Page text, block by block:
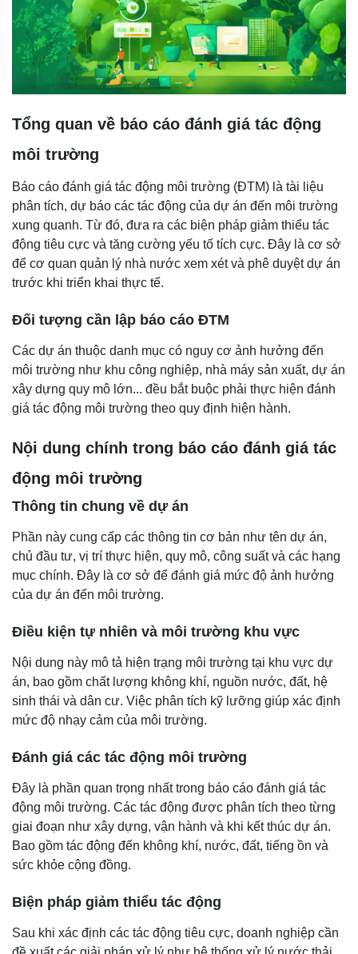
Tổng quan về báo cáo đánh giá tác động
môi trường
Báo cáo đánh giá tác động môi trường (ĐTM) là tài liệu
phân tích, dự báo các tác động của dự án đến môi trường
xung quanh. Từ đó, đưa ra các biện pháp giảm thiểu tác
động tiêu cực và tăng cường yếu tố tích cực. Đây là cơ sở
để cơ quan quản lý nhà nước xem xét và phê duyệt dự án
trước khi triển khai thực tế.
Đối tượng cần lập báo cáo ĐTM
Các dự án thuộc danh mục có nguy cơ ảnh hưởng đến
môi trường như khu công nghiệp, nhà máy sản xuất, dự án
xây dựng quy mô lớn... đều bắt buộc phải thực hiện đánh
giá tác động môi trường theo quy định hiện hành.
Nội dung chính trong báo cáo đánh giá tác
động môi trường
Thông tin chung về dự án
Phần này cung cấp các thông tin cơ bản như tên dự án,
chủ đầu tư, vị trí thực hiện, quy mô, công suất và các hạng
mục chính. Đây là cơ sở để đánh giá mức độ ảnh hưởng
của dự án đến môi trường.
Điều kiện tự nhiên và môi trường khu vực
Nội dung này mô tả hiện trạng môi trường tại khu vực dự
án, bao gồm chất lượng không khí, nguồn nước, đất, hệ
sinh thái và dân cư. Việc phân tích kỹ lưỡng giúp xác định
mức độ nhạy cảm của môi trường.
Đánh giá các tác động môi trường
Đây là phần quan trọng nhất trong báo cáo đánh giá tác
động môi trường. Các tác động được phân tích theo từng
giai đoạn như xây dựng, vận hành và khi kết thúc dự án.
Bao gồm tác động đến không khí, nước, đất, tiếng ồn và
sức khỏe cộng đồng.
Biện pháp giảm thiểu tác động
Sau khi xác định các tác động tiêu cực, doanh nghiệp cần